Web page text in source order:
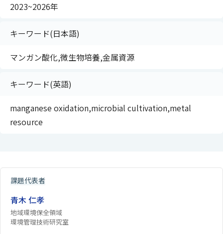
2023~2026年
キーワード(日本語)
マンガン酸化,微生物培養,金属資源
キーワード(英語)
manganese oxidation,microbial cultivation,metal
resource
課題代表者
青木 仁孝
地域環境保全領域
環境管理技術研究室